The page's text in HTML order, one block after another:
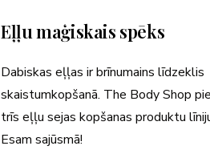
Eļļu maģiskais spēks
Dabiskas eļļas ir brīnumains līdzeklis
skaistumkopšanā. The Body Shop
trīs eļļu sejas kopšanas produktu
Esam sajūsmā!